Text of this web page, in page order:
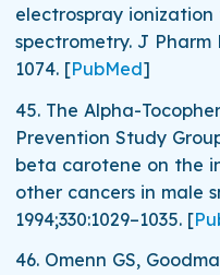
electrospray
spectrometry. J Pharm
1074. [PubMed]
45. The Alpha-
Prevention Study
beta carotene on the
other cancers in male
1994;330:1029–1035. [
46. Omenn GS,